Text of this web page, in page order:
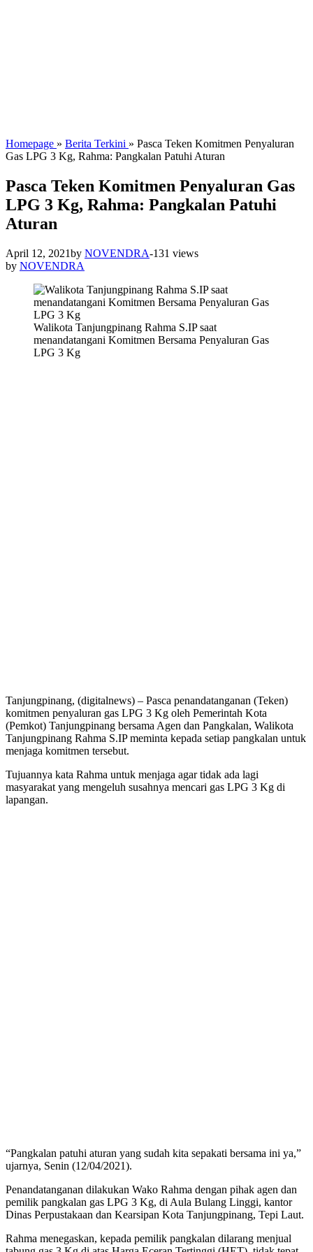
Homepage » Berita Terkini » Pasca Teken Komitmen Penyaluran
Gas LPG 3 Kg, Rahma: Pangkalan Patuhi Aturan
Pasca Teken Komitmen Penyaluran Gas
LPG 3 Kg, Rahma: Pangkalan Patuhi
Aturan
April 12, 2021by NOVENDRA-131 views
by NOVENDRA
Walikota Tanjungpinang Rahma S.IP saat
menandatangani Komitmen Bersama Penyaluran Gas
LPG 3 Kg
Tanjungpinang, (digitalnews) – Pasca penandatanganan (Teken)
komitmen penyaluran gas LPG 3 Kg oleh Pemerintah Kota
(Pemkot) Tanjungpinang bersama Agen dan Pangkalan, Walikota
Tanjungpinang Rahma S.IP meminta kepada setiap pangkalan untuk
menjaga komitmen tersebut.
Tujuannya kata Rahma untuk menjaga agar tidak ada lagi
masyarakat yang mengeluh susahnya mencari gas LPG 3 Kg di
lapangan.
“Pangkalan patuhi aturan yang sudah kita sepakati bersama ini ya,”
ujarnya, Senin (12/04/2021).
Penandatanganan dilakukan Wako Rahma dengan pihak agen dan
pemilik pangkalan gas LPG 3 Kg, di Aula Bulang Linggi, kantor
Dinas Perpustakaan dan Kearsipan Kota Tanjungpinang, Tepi Laut.
Rahma menegaskan, kepada pemilik pangkalan dilarang menjual